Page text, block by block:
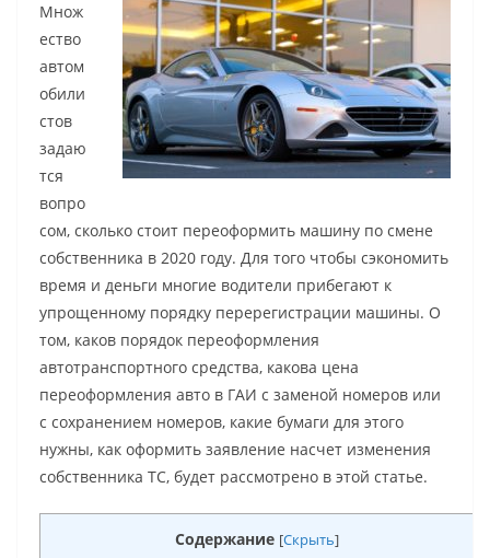
Множ
ество
автом
обили
стов
задаю
тся
вопро
сом, сколько стоит переоформить машину по смене
собственника в 2020 году. Для того чтобы сэкономить
время и деньги многие водители прибегают к
упрощенному порядку перерегистрации машины. О
том, каков порядок переоформления
автотранспортного средства, какова цена
переоформления авто в ГАИ с заменой номеров или
с сохранением номеров, какие бумаги для этого
нужны, как оформить заявление насчет изменения
собственника ТС, будет рассмотрено в этой статье.
Содержание [Скрыть]